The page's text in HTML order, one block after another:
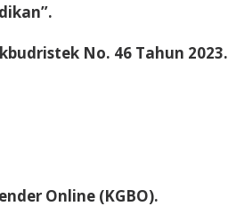
No. 46 Tahun 2023.
Online (KGBO).